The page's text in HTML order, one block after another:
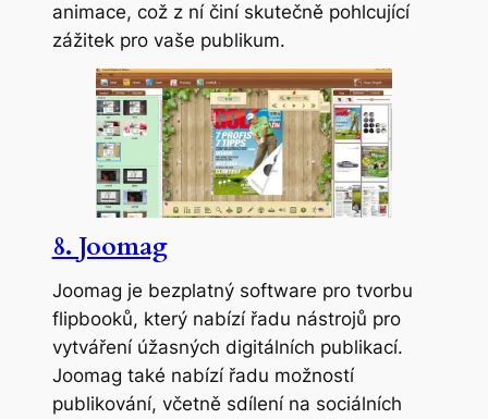
animace, což z ní činí skutečně pohlcující
zážitek pro vaše publikum.
8. Joomag
Joomag je bezplatný software pro tvorbu
flipbooků, který nabízí řadu nástrojů pro
vytváření úžasných digitálních publikací.
Joomag také nabízí řadu možností
publikování, včetně sdílení na sociálních